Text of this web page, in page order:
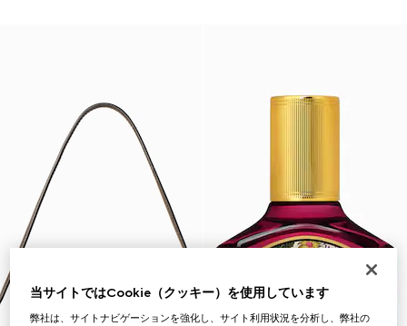
当サイトではCookie（クッキー）を使用しています
弊社は、サイトナビゲーションを強化し、サイト利用状況を分析し、弊社の